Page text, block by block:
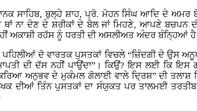
ਸਾਹਿਬ, ਬੁਲ੍ਹੇ ਸ਼ਾਹ, ਪ੍ਰੋ. ਮੋਹਨ ਸਿੰਘ ਆਦਿ ਦੇ
ਨਾ ਦੇਣ ਦੇ ਸ਼ਰੀਕਾਂ ਦੇ ਬੋਲ ਜਾਂ ਮਿਹਣੇ, ਆਪਣੇ ਬਚਪਨ
ਅਕਾਸ਼ੀ ਰਹੱਸ ਨੂੰ ਧਰਤੀ ਦੀ ਅਸਲੀਅਤ ਅੰਦਰ ਬੰਨ੍ਹਿਆਂ
ਦੋ ਵਾਰਤਕ ਪੁਸਤਕਾਂ ਵਿਚਲੇ “ਜ਼ਿੰਦਗੀ ਦੇ ਉਸ
ਦੀ ਦੱਸ ਨਹੀਂ ਪਾਉਂਦਾ”। ਕਿਉਂ? ਇਸ ਲਈ ਕਿ ਇਸ
ਅਨੁਭਵ ਦੇ ਮੁਕੰਮਲ ਗੋਲਾਈ ਵਾਲੇ ਦ੍ਰਿਸ਼” ਦੀ
ਦੀਆਂ ਤਿੰਨ ਪੁਸਤਕਾਂ ਦਾ ਸੰਯੁਕਤ ਪਰ ਤਾਲਮਈ